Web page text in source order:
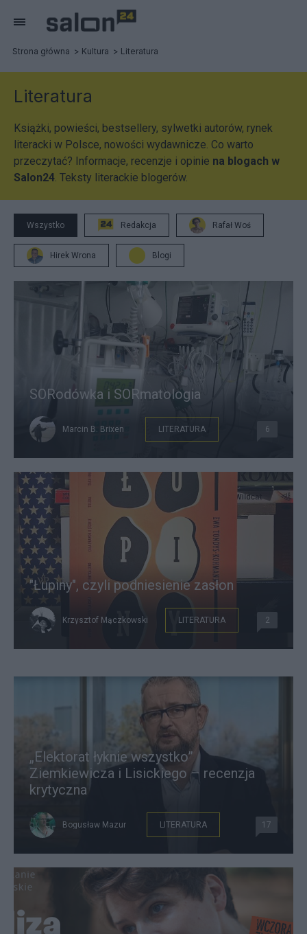
Strona główna Kultura Literatura
Literatura
Książki, powieści, bestsellery, sylwetki autorów, rynek
literacki w Polsce, nowości wydawnicze. Co warto
przeczytać? Informacje, recenzje i opinie na blogach w
Salon24. Teksty literackie blogerów.
Wszystko Redakcja Rafał Woś
Hirek Wrona Blogi
SORodówka i SORmatologia
Marcin B. Brixen LITERATURA 6
"Łupiny", czyli podniesienie zasłon
Krzysztof Mączkowski LITERATURA 2
„Elektorat łyknie wszystko”
Ziemkiewicza i Lisickiego – recenzja
krytyczna
Bogusław Mazur LITERATURA 17